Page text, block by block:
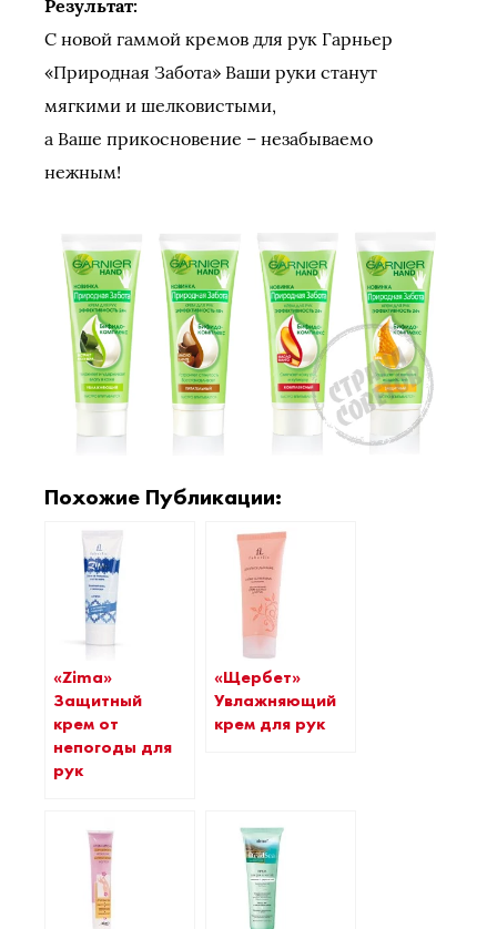
Результат:
С новой гаммой кремов для рук Гарньер
«Природная Забота» Ваши руки станут
мягкими и шелковистыми,
а Ваше прикосновение – незабываемо
нежным!
Похожие Публикации:
«Zima»
Защитный
крем от
непогоды для
рук
«Щербет»
Увлажняющий
крем для рук